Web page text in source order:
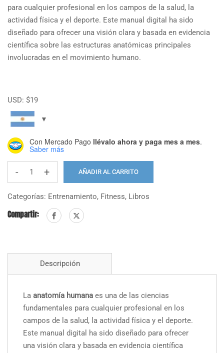
para cualquier profesional en los campos de la salud, la
actividad física y el deporte. Este manual digital ha sido
diseñado para ofrecer una visión clara y basada en evidencia
científica sobre las estructuras anatómicas principales
involucradas en el movimiento humano.
USD: $19
Con Mercado Pago llévalo ahora y paga mes a mes.
Saber más
-
Anatomía
cantidad
+ AÑADIR AL CARRITO
Categorías: Entrenamiento, Fitness, Libros
Compartir:
Descripción
La anatomía humana es una de las ciencias
fundamentales para cualquier profesional en los
campos de la salud, la actividad física y el deporte.
Este manual digital ha sido diseñado para ofrecer
una visión clara y basada en evidencia científica